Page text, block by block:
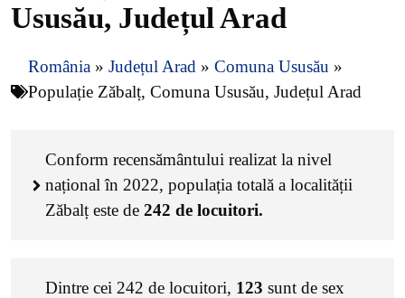
Ususău, Județul Arad
România » Județul Arad » Comuna Ususău »
Populație Zăbalț, Comuna Ususău, Județul Arad
Conform recensământului realizat la nivel
național în 2022, populația totală a localității
Zăbalț este de 242 de locuitori.
Dintre cei 242 de locuitori, 123 sunt de sex